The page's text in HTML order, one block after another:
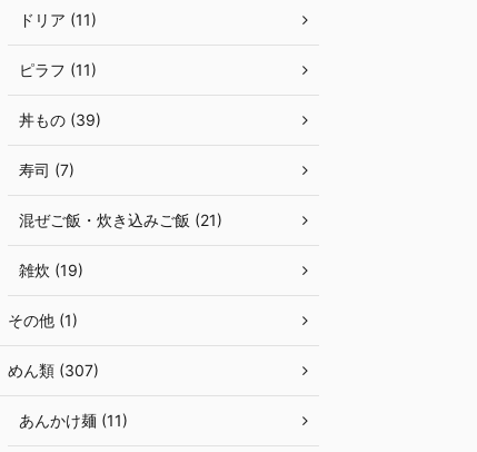
ドリア (11)
ピラフ (11)
丼もの (39)
寿司 (7)
混ぜご飯・炊き込みご飯 (21)
雑炊 (19)
その他 (1)
めん類 (307)
あんかけ麺 (11)